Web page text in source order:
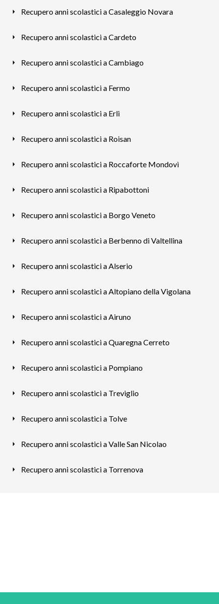
Recupero anni scolastici a Casaleggio Novara
Recupero anni scolastici a Cardeto
Recupero anni scolastici a Cambiago
Recupero anni scolastici a Fermo
Recupero anni scolastici a Erli
Recupero anni scolastici a Roisan
Recupero anni scolastici a Roccaforte Mondovì
Recupero anni scolastici a Ripabottoni
Recupero anni scolastici a Borgo Veneto
Recupero anni scolastici a Berbenno di Valtellina
Recupero anni scolastici a Alserio
Recupero anni scolastici a Altopiano della Vigolana
Recupero anni scolastici a Airuno
Recupero anni scolastici a Quaregna Cerreto
Recupero anni scolastici a Pompiano
Recupero anni scolastici a Treviglio
Recupero anni scolastici a Tolve
Recupero anni scolastici a Valle San Nicolao
Recupero anni scolastici a Torrenova